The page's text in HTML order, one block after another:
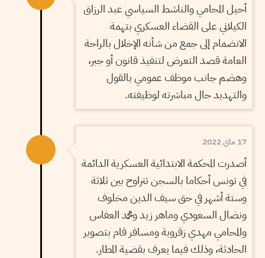
أحيل المحامي والناشط السياسي عبد الرزاق
الكيلاني على القضاء العسكري بتهمة
الانضمام إلى جمع من شأنه الإخلال بالراحة
العامة قصد التعرض لتنفيذ قانون أو جبر،
وهضم جانب موظف عمومي بالقول
والتهديد حال مباشرته لوظيفته.
17 ماي 2022
أصدرت المحكمة الابتدائية العسكرية الدائمة
في تونس أحكاما بالسجن تتراوح بين ثلاثة
وستة أشهر في حق سيف الدين مخلوف
ونضال السعودي وماهر زيد ومحمد العفاس
والمحامي مهدي زقروبة ومسافر قام بتصوير
الحادثة، وذلك فيما يعرف بقضية المطار.